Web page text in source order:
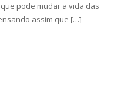
pode mudar a vida das
assim que […]